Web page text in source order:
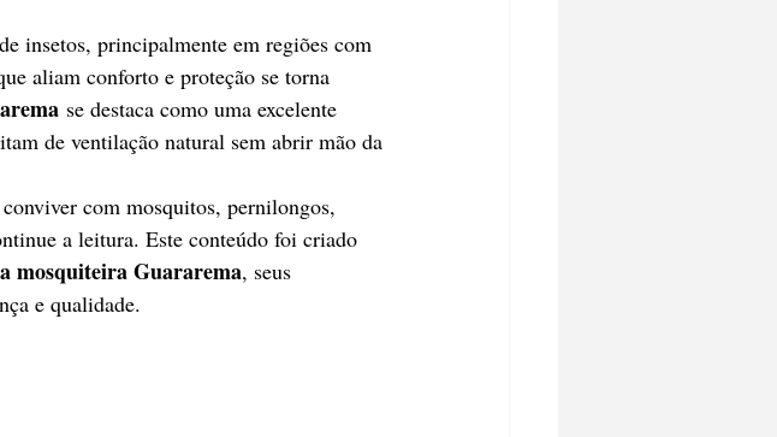
insetos, principalmente em regiões com
aliam conforto e proteção se torna
se destaca como uma excelente
de ventilação natural sem abrir mão da
com mosquitos, pernilongos,
a leitura. Este conteúdo foi criado
mosquiteira Guararema, seus
e qualidade.